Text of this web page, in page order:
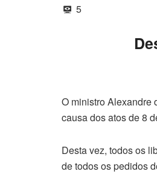
5
O ministro Alexandre
causa dos atos de 8
Desta vez, todos os
de todos os pedidos